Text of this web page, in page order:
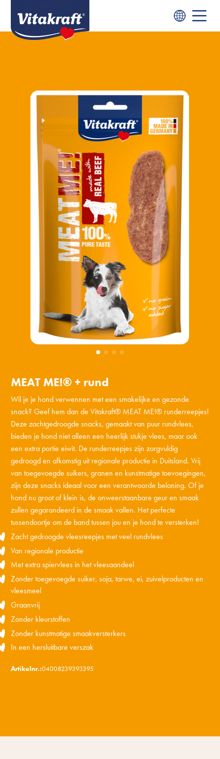
MEAT ME!® + rund
Wil je je hond verwennen met een smakelijke en gezonde
snack? Geef hem dan de Vitakraft® MEAT ME!® runderreepjes!
Deze zachtgedroogde snacks, gemaakt van puur rundvlees,
bieden je hond niet alleen een heerlijk stukje vlees, maar ook
een extra portie eiwit. De runderreepjes zijn zorgvuldig
gedroogd en afkomstig uit regionale productie in Duitsland. Vrij
van toegevoegde suikers, granen en kunstmatige toevoegingen,
zijn deze snacks ideaal voor een verantwoorde beloning. Of je
hond nu groot of klein is, de onweerstaanbare geur en smaak
zullen gegarandeerd in de smaak vallen. Het perfecte
tussendoortje om de band tussen jou en je hond te versterken!
Zacht gedroogde vleesreepjes met veel rundvlees
Van regionale productie
Met extra spiervlees in het vleesaandeel
Zonder toegevoegde suiker, soja, tarwe, ei, zuivelproducten en
vleesmeel
Graanvrij
Zonder kleurstoffen
Zonder kunstmatige smaakversterkers
In een hersluitbare verszak
Artikelnr.:04008239393395